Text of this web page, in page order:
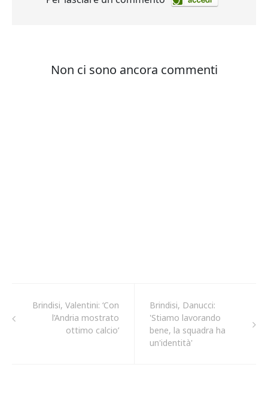
Brindisi, Valentini: ‘Con
l’Andria mostrato
ottimo calcio’
Brindisi, Danucci:
'Stiamo lavorando
bene, la squadra ha
un'identità'